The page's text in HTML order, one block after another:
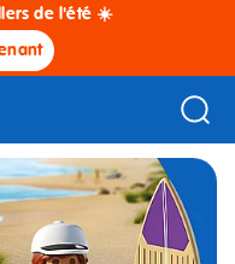
de l'été ☀️